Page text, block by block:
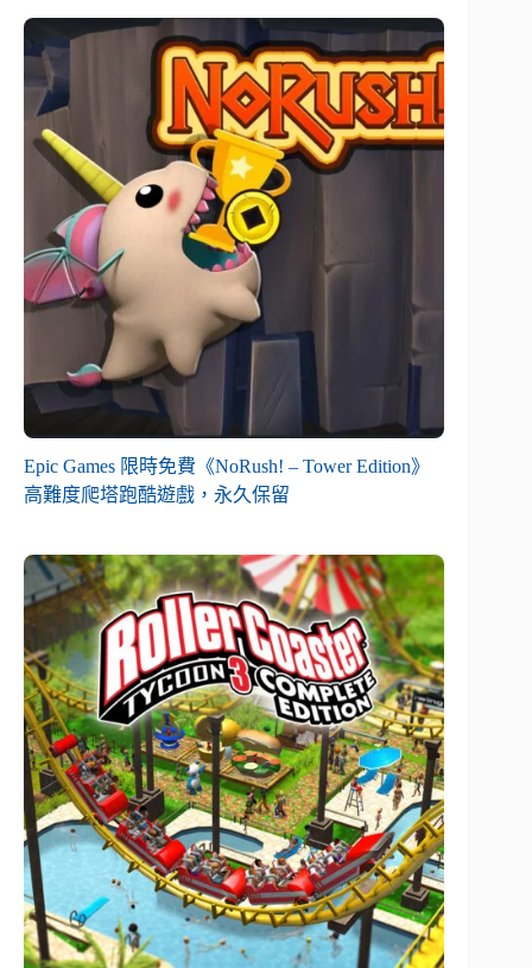
Epic Games 限時免費《NoRush! – Tower Edition》
高難度爬塔跑酷遊戲，永久保留